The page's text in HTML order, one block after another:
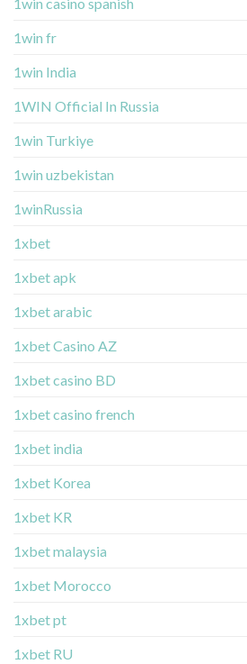
1win casino spanish
1win fr
1win India
1WIN Official In Russia
1win Turkiye
1win uzbekistan
1winRussia
1xbet
1xbet apk
1xbet arabic
1xbet Casino AZ
1xbet casino BD
1xbet casino french
1xbet india
1xbet Korea
1xbet KR
1xbet malaysia
1xbet Morocco
1xbet pt
1xbet RU